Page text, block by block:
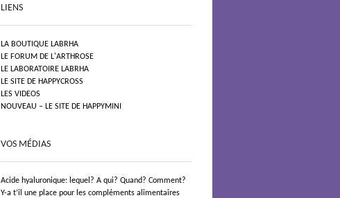
LIENS
LA BOUTIQUE LABRHA
LE FORUM DE L'ARTHROSE
LE LABORATOIRE LABRHA
LE SITE DE HAPPYCROSS
LES VIDEOS
NOUVEAU – LE SITE DE HAPPYMINI
VOS MÉDIAS
Acide hyaluronique: lequel? A qui? Quand? Comment?
Y-a t’il une place pour les compléments alimentaires